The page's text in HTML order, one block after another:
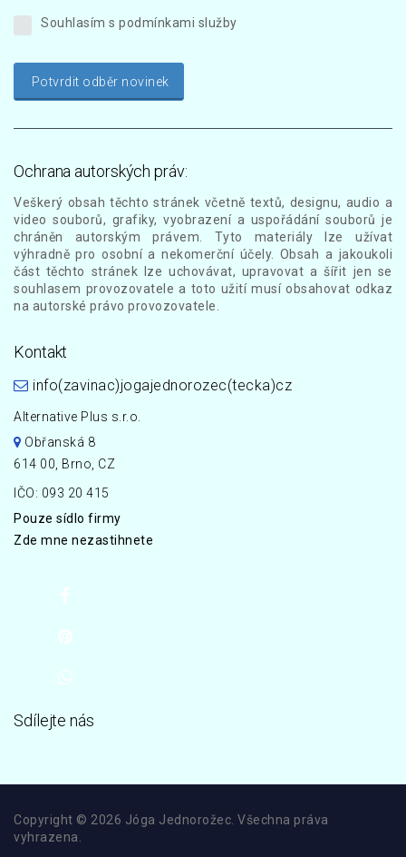
Souhlasím s podmínkami služby
Potvrdit odběr novinek
Ochrana autorských práv:
Veškerý obsah těchto stránek včetně textů, designu, audio a
video souborů, grafiky, vyobrazení a uspořádání souborů je
chráněn autorským právem. Tyto materiály lze užívat
výhradně pro osobní a nekomerční účely. Obsah a jakoukoli
část těchto stránek lze uchovávat, upravovat a šířit jen se
souhlasem provozovatele a toto užití musí obsahovat odkaz
na autorské právo provozovatele.
Kontakt
info(zavinac)jogajednorozec(tecka)cz
Alternative Plus s.r.o.
Obřanská 8
614 00, Brno, CZ
IČO: 093 20 415
Pouze sídlo firmy
Zde mne nezastihnete
Sdílejte nás
Copyright © 2026 Jóga Jednorožec. Všechna práva
vyhrazena.